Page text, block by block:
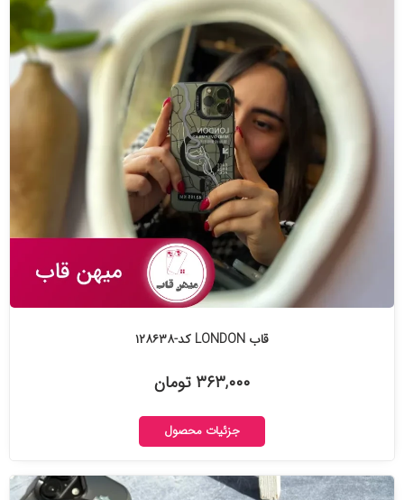
قاب LONDON کد-۱۲۸۶۳۸
۳۶۳,۰۰۰ تومان
جزئیات محصول